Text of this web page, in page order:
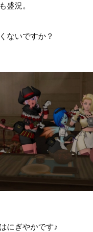
盛況。
ないですか？
にぎやかです♪